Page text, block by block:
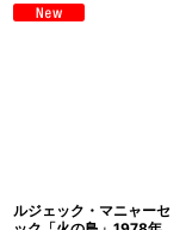
ルジェック・マニャーセ